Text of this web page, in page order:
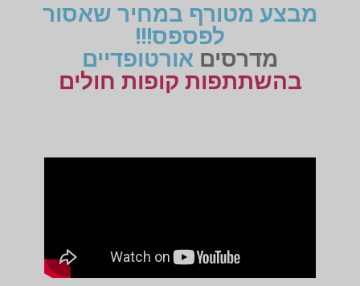
מבצע מטורף במחיר שאסור
לפספס!!!
מדרסים אורטופדיים
בהשתתפות קופות חולים